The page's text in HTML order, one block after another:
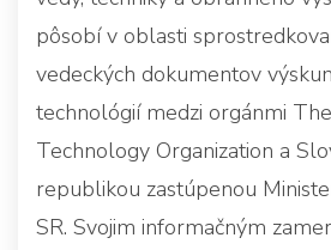
pôsobí v oblasti
vedeckých dokumentov
technológií medzi orgánmi
Technology Organization a
republikou zastúpenou
SR. Svojim informačným